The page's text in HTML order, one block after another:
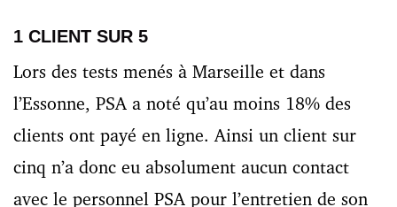
1 CLIENT SUR 5
Lors des tests menés à Marseille et dans
l’Essonne, PSA a noté qu’au moins 18% des
clients ont payé en ligne. Ainsi un client sur
cinq n’a donc eu absolument aucun contact
avec le personnel PSA pour l’entretien de son